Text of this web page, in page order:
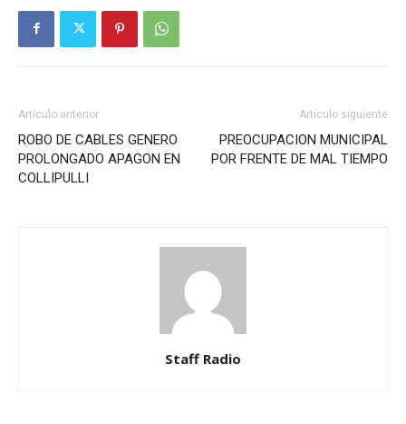
Artículo anterior
ROBO DE CABLES GENERO
PROLONGADO APAGON EN
COLLIPULLI
Artículo siguiente
PREOCUPACION MUNICIPAL
POR FRENTE DE MAL TIEMPO
Staff Radio